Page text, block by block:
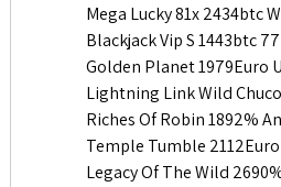
Mega Lucky 81x 2434btc
Blackjack Vip S 1443btc
Golden Planet 1979Euro
Lightning Link Wild
Riches Of Robin 1892%
Temple Tumble
Legacy Of The Wild